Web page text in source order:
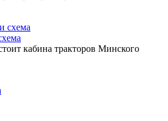
кабина тракторов Минского